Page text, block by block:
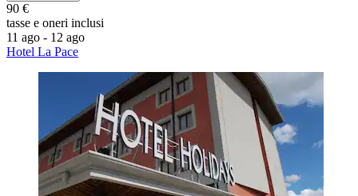
90 €
tasse e oneri inclusi
11 ago - 12 ago
Hotel La Pace